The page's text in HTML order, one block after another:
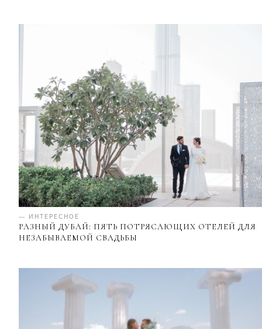
— ИНТЕРЕСНОЕ
РАЗНЫЙ ДУБАЙ: ПЯТЬ ПОТРЯСАЮЩИХ ОТЕЛЕЙ ДЛЯ
НЕЗАБЫВАЕМОЙ СВАДЬБЫ